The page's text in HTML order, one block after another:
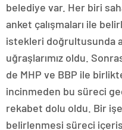
belediye var. Her biri
anket çalışmaları ile
istekleri doğrultusunda
uğraşlarımız oldu.
de MHP ve BBP ile
incinmeden bu süreci
rekabet dolu oldu. Bir
belirlenmesi süreci